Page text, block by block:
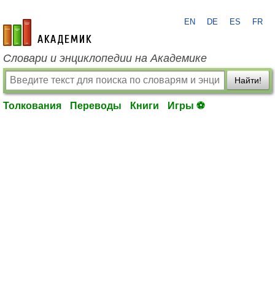
academic.ru
EN DE ES FR
Словари и энциклопедии на Академике
Найти!
Толкования Переводы Книги Игры ⚽